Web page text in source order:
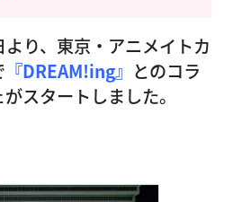
り、東京・アニメイトカ
『DREAM!ing』 とのコラ
スタートしました。